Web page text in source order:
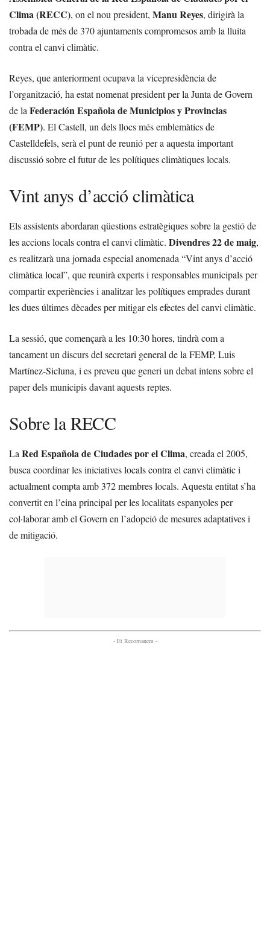
Clima (RECC), on el nou president, Manu Reyes, dirigirà la
trobada de més de 370 ajuntaments compromesos amb la lluita
contra el canvi climàtic.
Reyes, que anteriorment ocupava la vicepresidència de
l’organització, ha estat nomenat president per la Junta de Govern
de la Federación Española de Municipios y Provincias
(FEMP). El Castell, un dels llocs més emblemàtics de
Castelldefels, serà el punt de reunió per a aquesta important
discussió sobre el futur de les polítiques climàtiques locals.
Vint anys d’acció climàtica
Els assistents abordaran qüestions estratègiques sobre la gestió de
les accions locals contra el canvi climàtic. Divendres 22 de maig,
es realitzarà una jornada especial anomenada “Vint anys d’acció
climàtica local”, que reunirà experts i responsables municipals per
compartir experiències i analitzar les polítiques emprades durant
les dues últimes dècades per mitigar els efectes del canvi climàtic.
La sessió, que començarà a les 10:30 hores, tindrà com a
tancament un discurs del secretari general de la FEMP, Luis
Martínez-Sicluna, i es preveu que generi un debat intens sobre el
paper dels municipis davant aquests reptes.
Sobre la RECC
La Red Española de Ciudades por el Clima, creada el 2005,
busca coordinar les iniciatives locals contra el canvi climàtic i
actualment compta amb 372 membres locals. Aquesta entitat s’ha
convertit en l’eina principal per les localitats espanyoles per
col·laborar amb el Govern en l’adopció de mesures adaptatives i
de mitigació.
- Et Recomanem -